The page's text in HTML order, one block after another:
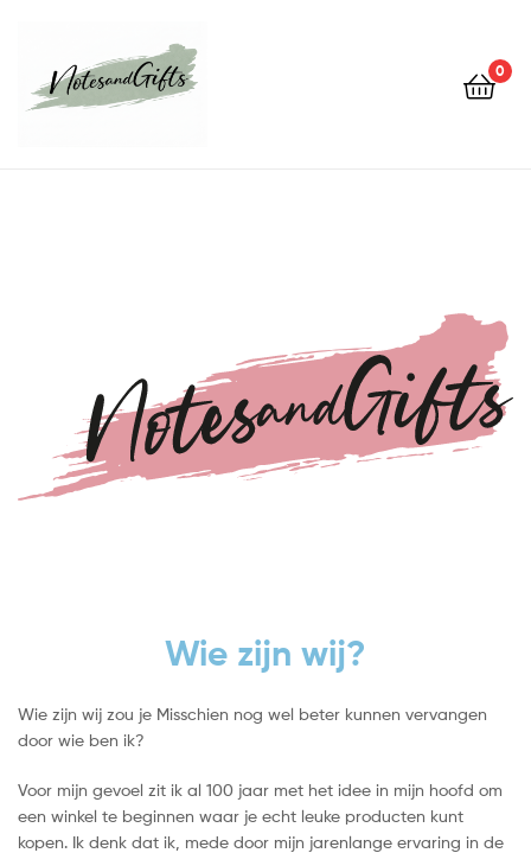
0
Wie zijn wij?
Wie zijn wij zou je Misschien nog wel beter kunnen vervangen
door wie ben ik?
Voor mijn gevoel zit ik al 100 jaar met het idee in mijn hoofd om
een winkel te beginnen waar je echt leuke producten kunt
kopen. Ik denk dat ik, mede door mijn jarenlange ervaring in de